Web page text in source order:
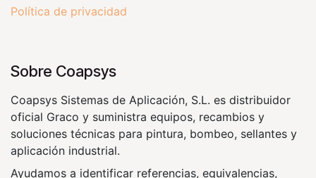
Política de privacidad
Sobre Coapsys
Coapsys Sistemas de Aplicación, S.L. es distribuidor
oficial Graco y suministra equipos, recambios y
soluciones técnicas para pintura, bombeo, sellantes y
aplicación industrial.
Ayudamos a identificar referencias, equivalencias,